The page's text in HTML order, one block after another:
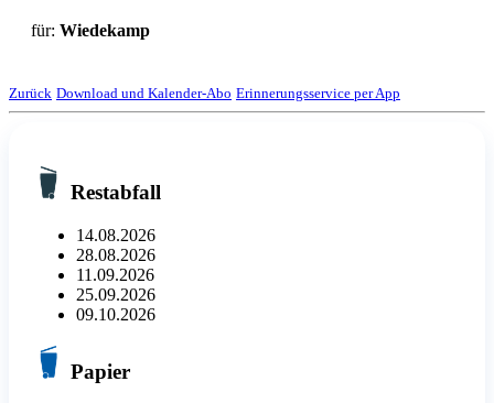
für: Wiedekamp
Zurück Download und Kalender-Abo Erinnerungsservice per App
Restabfall
14.08.2026
28.08.2026
11.09.2026
25.09.2026
09.10.2026
Papier